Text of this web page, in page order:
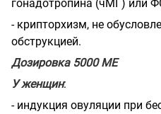
гонадотропина (чМГ) или
- крипторхизм, не
обструкцией.
Дозировка 5000 ME
У женщин:
- индукция овуляции при